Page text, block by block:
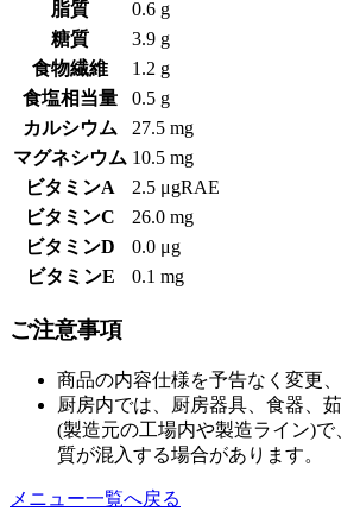
脂質
0.6 g
糖質
3.9 g
食物繊維
1.2 g
食塩相当量
0.5 g
カルシウム
27.5 mg
マグネシウム 10.5 mg
ビタミンA
2.5 μgRAE
ビタミンC
26.0 mg
ビタミンD
0.0 μg
ビタミンE
0.1 mg
ご注意事項
商品の内容仕様を予告なく変更
厨房内では、厨房器具、食器、
(製造元の工場内や製造ライン)
質が混入する場合があります。
メニュー一覧へ戻る